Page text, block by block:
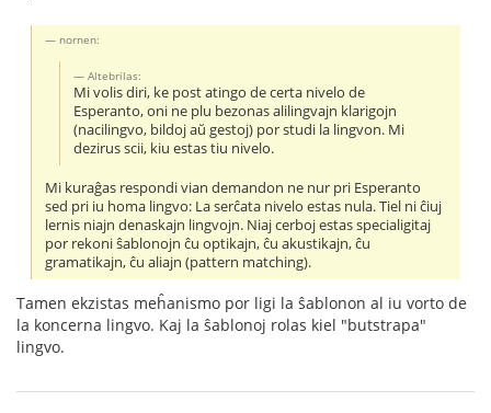
nornen:
Altebrilas:
Mi volis diri, ke post atingo de certa nivelo de
Esperanto, oni ne plu bezonas alilingvajn klarigojn
(nacilingvo, bildoj aŭ gestoj) por studi la lingvon. Mi
dezirus scii, kiu estas tiu nivelo.
Mi kuraĝas respondi vian demandon ne nur pri Esperanto
sed pri iu homa lingvo: La serĉata nivelo estas nula. Tiel ni ĉiuj
lernis niajn denaskajn lingvojn. Niaj cerboj estas specialigitaj
por rekoni ŝablonojn ĉu optikajn, ĉu akustikajn, ĉu
gramatikajn, ĉu aliajn (pattern matching).
Tamen ekzistas meĥanismo por ligi la ŝablonon al iu vorto de
la koncerna lingvo. Kaj la ŝablonoj rolas kiel "butstrapa"
lingvo.